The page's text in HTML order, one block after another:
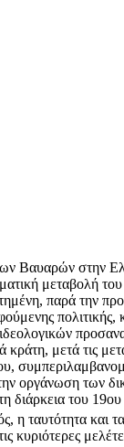
Βαυαρών στην
μεταβολή
παρά την
μετά τις
οργάνωση των
διάρκεια του
η ταυτότητα και
κυριότερες